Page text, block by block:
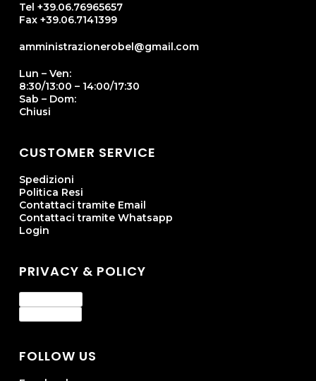
Tel +39.06.76965657
Fax +39.06.7141399
amministrazionerobel@gmail.com
Lun – Ven:
8:30/13:00 – 14:00/17:30
Sab – Dom:
Chiusi
CUSTOMER SERVICE
Spedizioni
Politica Resi
Contattaci tramite Email
Contattaci tramite Whatsapp
Login
PRIVACY & POLICY
FOLLOW US